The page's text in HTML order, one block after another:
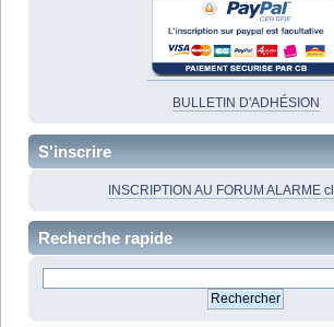
BULLETIN D'ADHÉSION
S'inscrire
INSCRIPTION AU FORUM ALARME
Recherche rapide